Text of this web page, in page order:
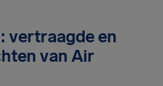
vertraagde en
van Air